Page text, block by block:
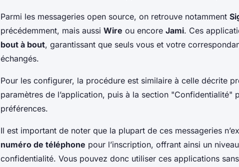
Parmi les messageries open source, on retrouve notamment
précédemment, mais aussi Wire ou encore Jami. Ces
bout à bout, garantissant que seuls vous et votre
échangés.
Pour les configurer, la procédure est similaire à celle décrite
paramètres de l’application, puis à la section "Confidentialité"
préférences.
Il est important de noter que la plupart de ces messageries
numéro de téléphone pour l’inscription, offrant ainsi un
confidentialité. Vous pouvez donc utiliser ces applications